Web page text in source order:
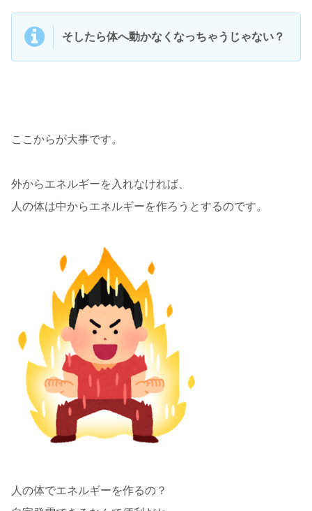
そしたら体へ動かなくなっちゃうじゃない？
ここからが大事です。
外からエネルギーを入れなければ、
人の体は中からエネルギーを作ろうとするのです。
人の体でエネルギーを作るの？